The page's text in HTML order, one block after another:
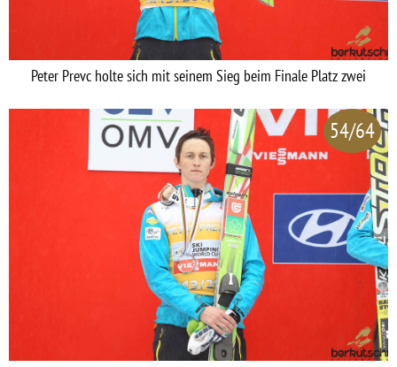
Peter Prevc holte sich mit seinem Sieg beim Finale Platz zwei
54/64